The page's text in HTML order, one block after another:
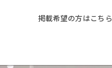
掲載希望の方はこちら